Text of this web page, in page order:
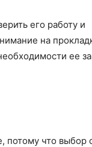
его работу и
на
ее
потому что выбор